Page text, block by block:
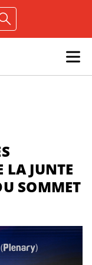
LA JUNTE
SOMMET